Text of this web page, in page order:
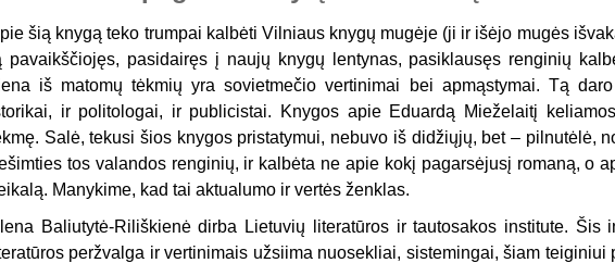
šią knygą teko trumpai kalbėti Vilniaus knygų mugėje (ji ir išėjo mugės
pavaikščiojęs, pasidairęs į naujų knygų lentynas, pasiklausęs renginių
iš matomų tėkmių yra sovietmečio vertinimai bei apmąstymai. Tą
ir politologai, ir publicistai. Knygos apie Eduardą Mieželaitį
Salė, tekusi šios knygos pristatymui, nebuvo iš didžiųjų, bet – pilnutėlė,
tos valandos renginių, ir kalbėta ne apie kokį pagarsėjusį romaną, o
Manykime, kad tai aktualumo ir vertės ženklas.
Baliutytė-Riliškienė dirba Lietuvių literatūros ir tautosakos institute. Šis
peržvalga ir vertinimais užsiima nuosekliai, sistemingai, šiam teiginiui